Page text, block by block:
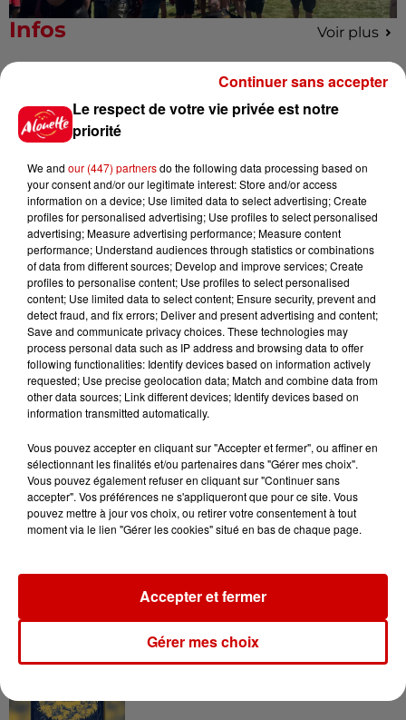
Infos Voir plus
noyade dans le Finistère
6 août 2026
Vendre un chiot en animalerie
peut coûter très cher
6 août 2026
Invasion de physalies sur des
plages du Sud-Ouest
6 août 2026
À LA UNE : affaire Manon
Relandeau, musée cambriolé et
Amel Bent en...
Gagnez vos places pour le
Festival du Roi Arthur 2026 !
Le respect de votre vie privée est notre
priorité
We and our (447) partnersdo the following data processing based on
your consent and/or our legitimate interest: Store and/or access
information on a device; Use limited data to select advertising; Create
profiles for personalised advertising; Use profiles to select personalised
advertising; Measure advertising performance; Measure content
performance; Understand audiences through statistics or combinations
of data from different sources; Develop and improve services; Create
profiles to personalise content; Use profiles to select personalised
content; Use limited data to select content; Ensure security, prevent and
detect fraud, and fix errors; Deliver and present advertising and content;
Save and communicate privacy choices. These technologies may
process personal data such as IP address and browsing data to offer
following functionalities: Identify devices based on information actively
requested; Use precise geolocation data; Match and combine data from
other data sources; Link different devices; Identify devices based on
information transmitted automatically.
Vous pouvez accepter en cliquant sur "Accepter et fermer", ou affiner en
sélectionnant les finalités et/ou partenaires dans "Gérer mes choix".
Vous pouvez également refuser en cliquant sur "Continuer sans
accepter". Vos préférences ne s'appliqueront que pour ce site. Vous
pouvez mettre à jour vos choix, ou retirer votre consentement à tout
moment via le lien "Gérer les cookies" situé en bas de chaque page.
Gérer mes choix
Accepter et fermer
Continuer sans accepter